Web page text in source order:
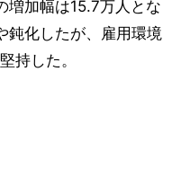
増加幅は15.7万人とな
鈍化したが、雇用環境
持した。